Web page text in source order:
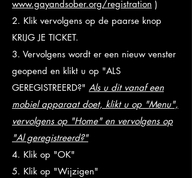
www.gayandsober.org/registration )
2. Klik vervolgens op de paarse knop
KRIJG JE TICKET.
3. Vervolgens wordt er een nieuw venster
geopend en klikt u op "ALS
GEREGISTREERD?" Als u dit vanaf een
mobiel apparaat doet, klikt u op "Menu",
vervolgens op "Home" en vervolgens op
"Al geregistreerd?"
4. Klik op "OK"
5. Klik op "Wijzigen"